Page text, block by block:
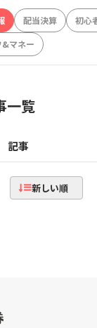
配当決算
初心
&マネー
一覧
記事
新しい順